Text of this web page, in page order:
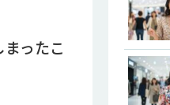
ったこ